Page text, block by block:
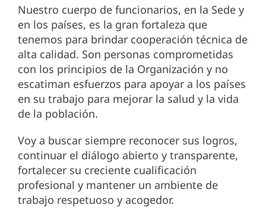
Nuestro cuerpo de funcionarios, en la Sede y
en los países, es la gran fortaleza que
tenemos para brindar cooperación técnica de
alta calidad. Son personas comprometidas
con los principios de la Organización y no
escatiman esfuerzos para apoyar a los países
en su trabajo para mejorar la salud y la vida
de la población.
Voy a buscar siempre reconocer sus logros,
continuar el diálogo abierto y transparente,
fortalecer su creciente cualificación
profesional y mantener un ambiente de
trabajo respetuoso y acogedor.